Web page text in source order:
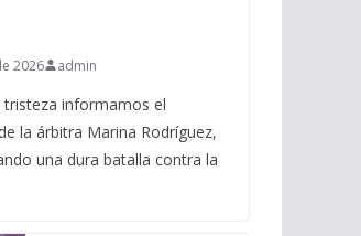
2026 admin
informamos el
la árbitra Marina Rodríguez,
una dura batalla contra la